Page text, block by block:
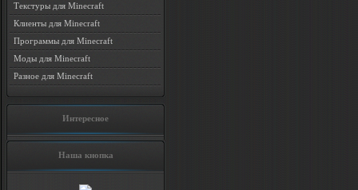
Текстуры для Minecraft
Клиенты для Minecraft
Программы для Minecraft
Моды для Minecraft
Разное для Minecraft
Интересное
Наша кнопка